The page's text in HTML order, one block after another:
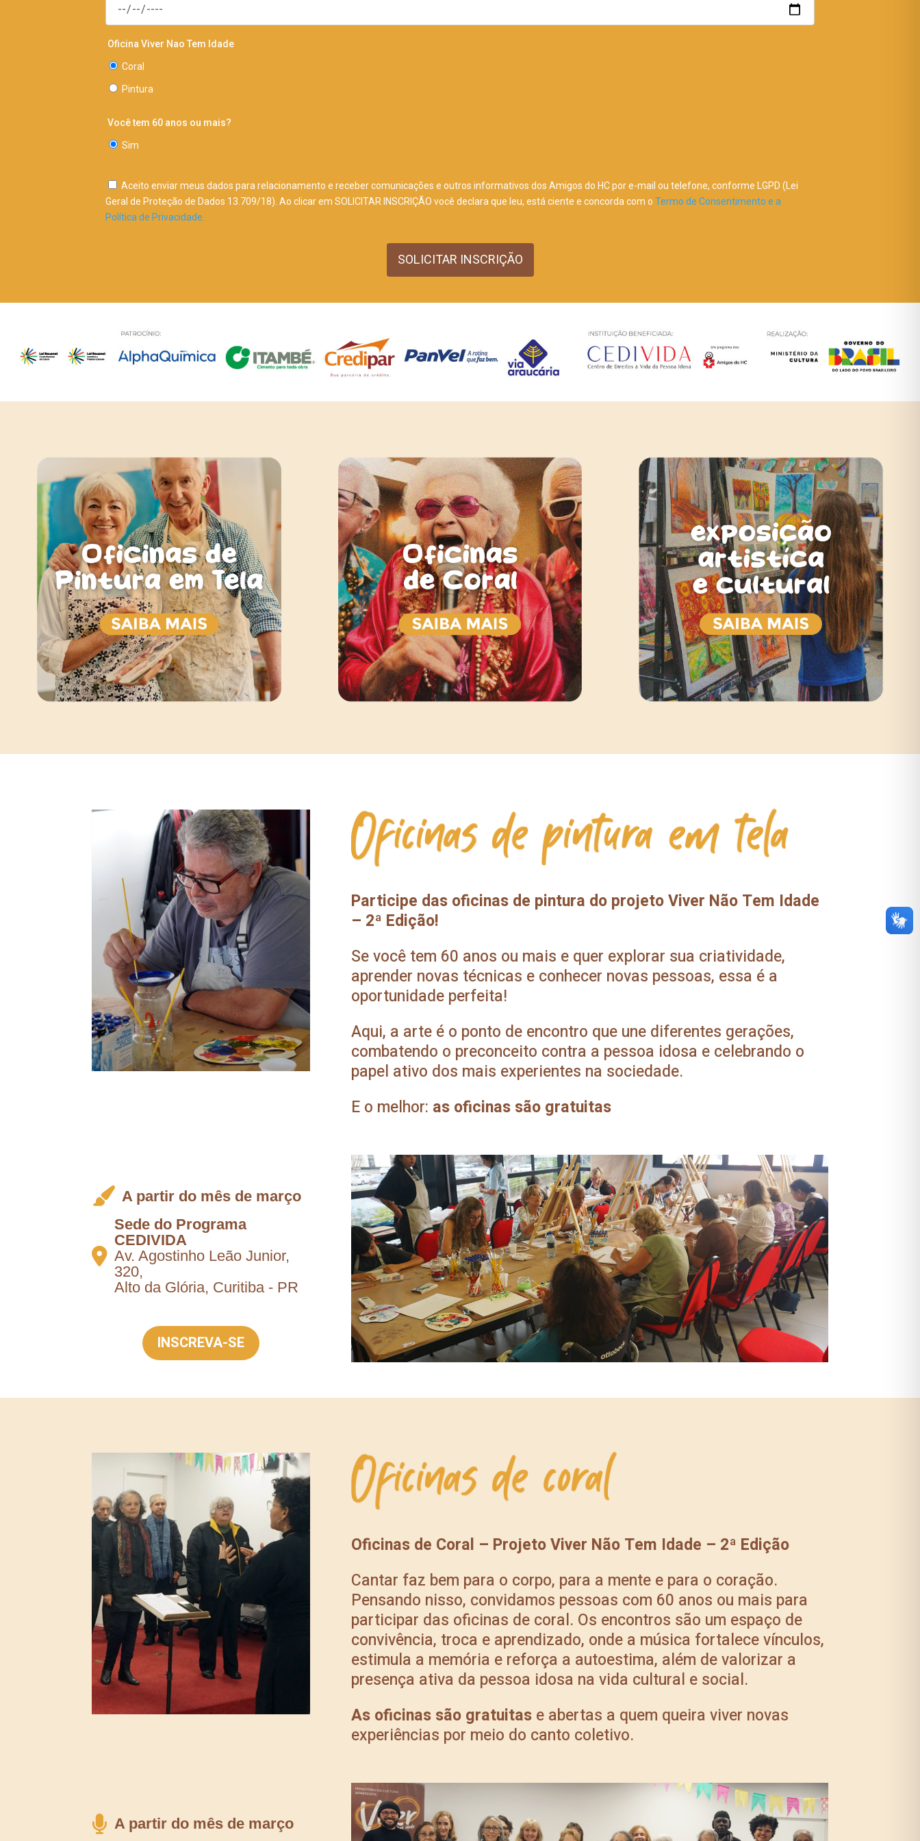
Oficina Viver Nao Tem Idade
Coral
Pintura
Você tem 60 anos ou mais?
Sim
Aceito enviar meus dados para relacionamento e receber comunicações e outros informativos dos Amigos do HC por e-mail ou telefone, conforme LGPD (Lei
Geral de Proteção de Dados 13.709/18). Ao clicar em SOLICITAR INSCRIÇÃO você declara que leu, está ciente e concorda com oTermo de Consentimento e a
Política de Privacidade.
SOLICITAR INSCRIÇÃO
Participe das oficinas de pintura do projeto Viver Não Tem Idade
– 2ª Edição!
Se você tem 60 anos ou mais e quer explorar sua criatividade,
aprender novas técnicas e conhecer novas pessoas, essa é a
oportunidade perfeita!
Aqui, a arte é o ponto de encontro que une diferentes gerações,
combatendo o preconceito contra a pessoa idosa e celebrando o
papel ativo dos mais experientes na sociedade.
E o melhor: as oficinas são gratuitas
A partir do mês de março
Sede do Programa
CEDIVIDA
Av. Agostinho Leão Junior,
320,
Alto da Glória, Curitiba - PR
INSCREVA-SE
Oficinas de Coral – Projeto Viver Não Tem Idade – 2ª Edição
Cantar faz bem para o corpo, para a mente e para o coração.
Pensando nisso, convidamos pessoas com 60 anos ou mais para
participar das oficinas de coral. Os encontros são um espaço de
convivência, troca e aprendizado, onde a música fortalece vínculos,
estimula a memória e reforça a autoestima, além de valorizar a
presença ativa da pessoa idosa na vida cultural e social.
As oficinas são gratuitase abertas a quem queira viver novas
experiências por meio do canto coletivo.
A partir do mês de março